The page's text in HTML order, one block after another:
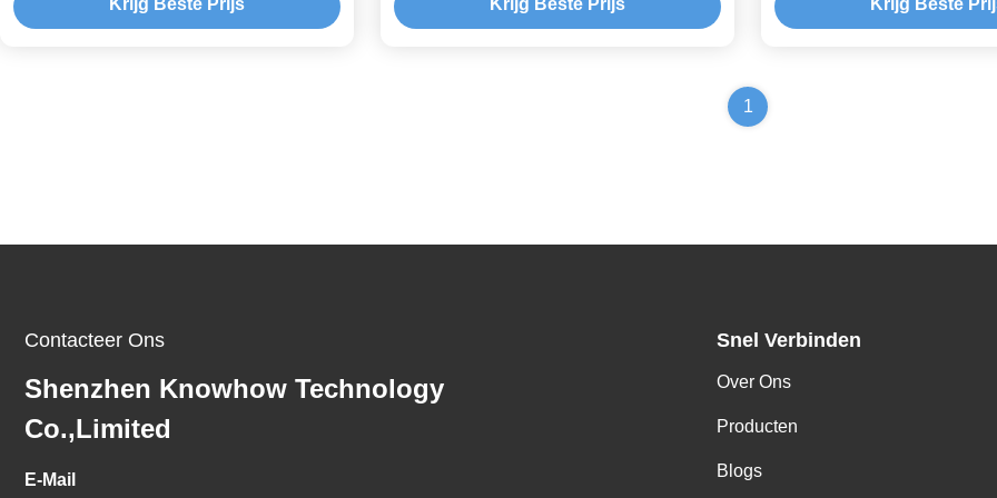
Krijg Beste Prijs
Krijg Beste Prijs
Krijg Beste
1
Contacteer Ons
Shenzhen Knowhow Technology
Co.,limited
E-Mail
Snel Verbinden
Over Ons
Producten
Blogs